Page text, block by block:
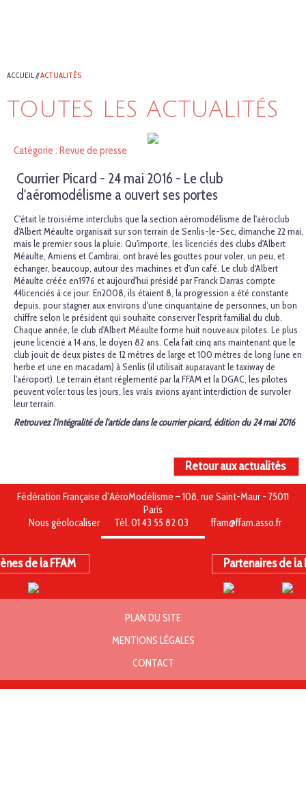
ACCUEIL//ACTUALITÉS
TOUTES LES ACTUALITÉS
Catégorie : Revue de presse
Courrier Picard - 24 mai 2016 - Le club
d'aéromodélisme a ouvert ses portes
C'était le troisième interclubs que la section aéromodélisme de l'aéroclub
d'Albert Méaulte organisait sur son terrain de Senlis-le-Sec, dimanche 22 mai,
mais le premier sous la pluie. Qu'importe, les licenciés des clubs d'Albert
Méaulte, Amiens et Cambrai, ont bravé les gouttes pour voler, un peu, et
échanger, beaucoup, autour des machines et d'un café. Le club d'Albert
Méaulte créée en1976 et aujourd'hui présidé par Franck Darras compte
44licenciés à ce jour. En2008, ils étaient 8, la progression a été constante
depuis, pour stagner aux environs d'une cinquantaine de personnes, un bon
chiffre selon le président qui souhaite conserver l'esprit familial du club.
Chaque année, le club d'Albert Méaulte forme huit nouveaux pilotes. Le plus
jeune licencié a 14 ans, le doyen 82 ans. Cela fait cinq ans maintenant que le
club jouit de deux pistes de 12 mètres de large et 100 mètres de long (une en
herbe et une en macadam) à Senlis (il utilisait auparavant le taxiway de
l'aéroport). Le terrain étant réglementé par la FFAM et la DGAC, les pilotes
peuvent voler tous les jours, les vrais avions ayant interdiction de survoler
leur terrain.
Retrouvez l'intégralité de l'article dans le courrier picard, édition du 24 mai 2016
Retour aux actualités
Fédération Française d’AéroModélisme – 108, rue Saint-Maur - 75011
Paris
Nous géolocaliser
Tél. 01 43 55 82 03 ffam@ffam.asso.fr
de la FFAM Partenaires de la
PLAN DU SITE
MENTIONS LÉGALES
CONTACT